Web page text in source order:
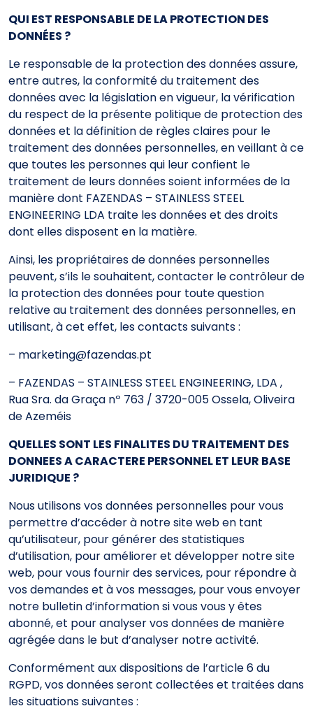
QUI EST RESPONSABLE DE LA PROTECTION DES
DONNÉES ?
Le responsable de la protection des données assure,
entre autres, la conformité du traitement des
données avec la législation en vigueur, la vérification
du respect de la présente politique de protection des
données et la définition de règles claires pour le
traitement des données personnelles, en veillant à ce
que toutes les personnes qui leur confient le
traitement de leurs données soient informées de la
manière dont FAZENDAS – STAINLESS STEEL
ENGINEERING LDA traite les données et des droits
dont elles disposent en la matière.
Ainsi, les propriétaires de données personnelles
peuvent, s’ils le souhaitent, contacter le contrôleur de
la protection des données pour toute question
relative au traitement des données personnelles, en
utilisant, à cet effet, les contacts suivants :
– marketing@fazendas.pt
– FAZENDAS – STAINLESS STEEL ENGINEERING, LDA ,
Rua Sra. da Graça nº 763 / 3720-005 Ossela, Oliveira
de Azeméis
QUELLES SONT LES FINALITES DU TRAITEMENT DES
DONNEES A CARACTERE PERSONNEL ET LEUR BASE
JURIDIQUE ?
Nous utilisons vos données personnelles pour vous
permettre d’accéder à notre site web en tant
qu’utilisateur, pour générer des statistiques
d’utilisation, pour améliorer et développer notre site
web, pour vous fournir des services, pour répondre à
vos demandes et à vos messages, pour vous envoyer
notre bulletin d’information si vous vous y êtes
abonné, et pour analyser vos données de manière
agrégée dans le but d’analyser notre activité.
Conformément aux dispositions de l’article 6 du
RGPD, vos données seront collectées et traitées dans
les situations suivantes :